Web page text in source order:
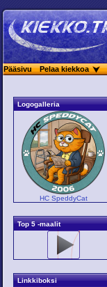
Pääsivu Pelaa kiekkoa
Logogalleria
HC SpeddyCat
Top 5 -maalit
Linkkiboksi